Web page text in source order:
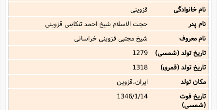
نام خانوادگی
قزوینى
نام پدر
حجت الاسلام شیخ احمد تنکابنى قزوینى‌
نام معروف
شیخ مجتبى قزوینى خراسانى
تاریخ تولد (شمسی)
1279
تاریخ تولد (قمری)
1318
مکان تولد
ایران،قزوین
تاریخ فوت
(شمسی)
1346/1/14